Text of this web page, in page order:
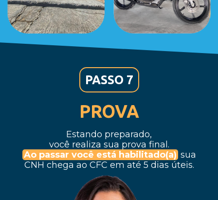
PASSO 7
PROVA
Estando preparado,
você realiza sua prova final.
Ao passar você está habilitado(a)sua
CNH chega ao CFC em até 5 dias úteis.